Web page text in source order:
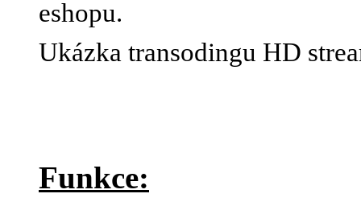
eshopu.
Ukázka transodingu HD
Funkce: